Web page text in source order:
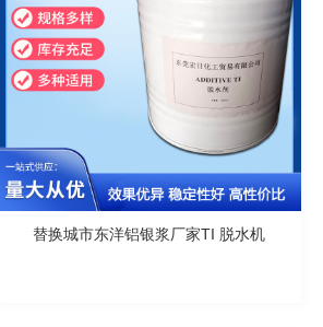
替换城市东洋铝银浆厂家TI 脱水机